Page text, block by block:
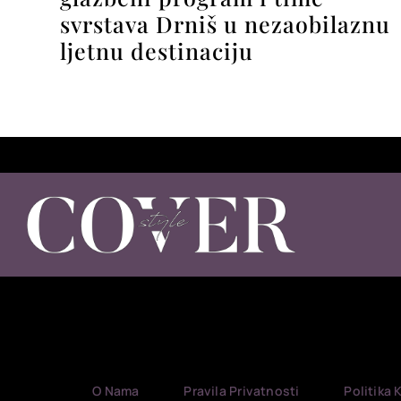
svrstava Drniš u nezaobilaznu
ljetnu destinaciju
O Nama Pravila Privatnosti Politika